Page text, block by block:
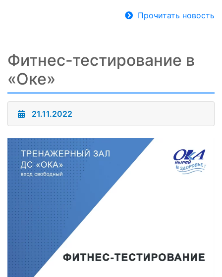
Прочитать новость
Фитнес-тестирование в
«Оке»
21.11.2022